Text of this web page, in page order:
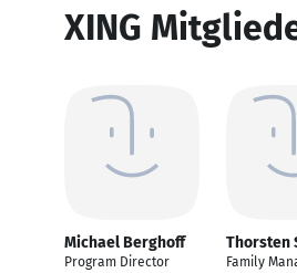
XING
Michael Berghoff
Program Director
Thorsten
Family